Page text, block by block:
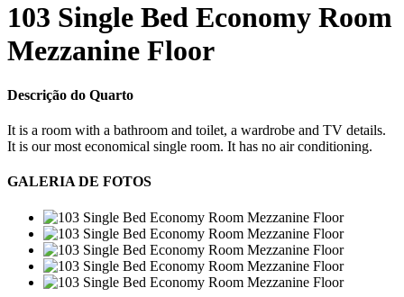
103 Single Bed Economy Room
Mezzanine Floor
Descrição do Quarto
It is a room with a bathroom and toilet, a wardrobe and TV details.
It is our most economical single room. It has no air conditioning.
GALERIA DE FOTOS